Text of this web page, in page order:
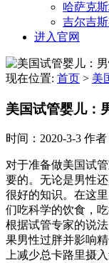
哈萨克
吉尔吉
进入官网
现在位置: 首页 > 美
美国试管婴儿：
时间：2020-3-3 作者
对于准备做美国试
要的。无论是男性
很好的知识。在这
们吃科学的饮食，
根据试管专家的说
果男性过胖并影响
上减少总卡路里摄